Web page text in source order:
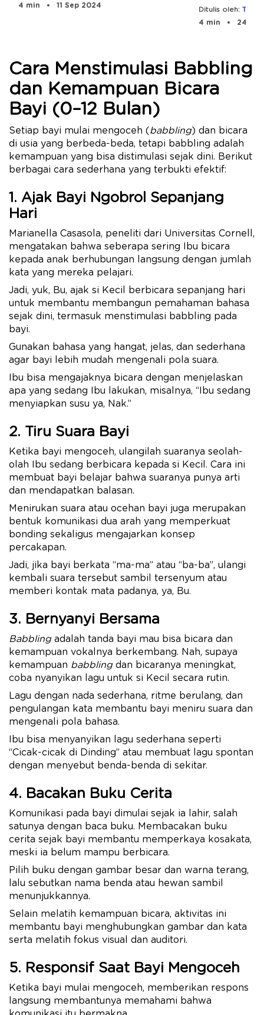
4 min
11 Sep 2024
Ditulis oleh: Tim
4 min
24 Jul
Cara Menstimulasi Babbling
dan Kemampuan Bicara
Bayi (0–12 Bulan)
Setiap bayi mulai mengoceh (babbling) dan bicara
di usia yang berbeda-beda, tetapi babbling adalah
kemampuan yang bisa distimulasi sejak dini. Berikut
berbagai cara sederhana yang terbukti efektif:
1. Ajak Bayi Ngobrol Sepanjang
Hari
Marianella Casasola, peneliti dari Universitas Cornell,
mengatakan bahwa seberapa sering Ibu bicara
kepada anak berhubungan langsung dengan jumlah
kata yang mereka pelajari.
Jadi, yuk, Bu, ajak si Kecil berbicara sepanjang hari
untuk membantu membangun pemahaman bahasa
sejak dini, termasuk menstimulasi babbling pada
bayi.
Gunakan bahasa yang hangat, jelas, dan sederhana
agar bayi lebih mudah mengenali pola suara.
Ibu bisa mengajaknya bicara dengan menjelaskan
apa yang sedang Ibu lakukan, misalnya, “Ibu sedang
menyiapkan susu ya, Nak.”
2. Tiru Suara Bayi
Ketika bayi mengoceh, ulangilah suaranya seolah-
olah Ibu sedang berbicara kepada si Kecil. Cara ini
membuat bayi belajar bahwa suaranya punya arti
dan mendapatkan balasan.
Menirukan suara atau ocehan bayi juga merupakan
bentuk komunikasi dua arah yang memperkuat
bonding sekaligus mengajarkan konsep
percakapan.
Jadi, jika bayi berkata “ma-ma” atau “ba-ba”, ulangi
kembali suara tersebut sambil tersenyum atau
memberi kontak mata padanya, ya, Bu.
3. Bernyanyi Bersama
Babblingadalah tanda bayi mau bisa bicara dan
kemampuan vokalnya berkembang. Nah, supaya
kemampuan babblingdan bicaranya meningkat,
coba nyanyikan lagu untuk si Kecil secara rutin.
Lagu dengan nada sederhana, ritme berulang, dan
pengulangan kata membantu bayi meniru suara dan
mengenali pola bahasa.
Ibu bisa menyanyikan lagu sederhana seperti
“Cicak-cicak di Dinding” atau membuat lagu spontan
dengan menyebut benda-benda di sekitar.
4. Bacakan Buku Cerita
Komunikasi pada bayi dimulai sejak ia lahir, salah
satunya dengan baca buku. Membacakan buku
cerita sejak bayi membantu memperkaya kosakata,
meski ia belum mampu berbicara.
Pilih buku dengan gambar besar dan warna terang,
lalu sebutkan nama benda atau hewan sambil
menunjukkannya.
Selain melatih kemampuan bicara, aktivitas ini
membantu bayi menghubungkan gambar dan kata
serta melatih fokus visual dan auditori.
5. Responsif Saat Bayi Mengoceh
Ketika bayi mulai mengoceh, memberikan respons
langsung membantunya memahami bahwa